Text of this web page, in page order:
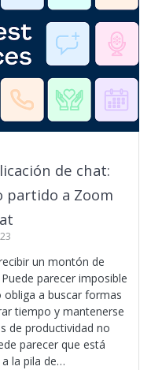
de chat:
partido a Zoom
un montón de
parecer imposible
a buscar formas
tiempo y mantenerse
de productividad no
parecer que está
la pila de…